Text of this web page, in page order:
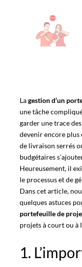
Lagestion d’un
une tâche
garder une trace
devenir encore plus
de livraison serrés
budgétaires
Heureusement, il
le processus et de
Dans cet article,
quelques astuces
portefeuille de
projets à court ou à
1.